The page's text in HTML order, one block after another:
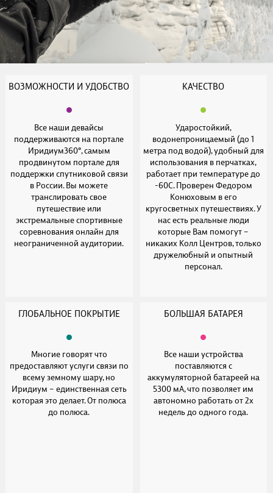
ВОЗМОЖНОСТИ И УДОБСТВО
Все наши девайсы
поддерживаются на портале
Иридиум360°, самым
продвинутом портале для
поддержки спутниковой связи
в России. Вы можете
транслировать свое
путешествие или
экстремальные спортивные
соревнования онлайн для
неограниченной аудитории.
КАЧЕСТВО
Ударостойкий,
водонепроницаемый (до 1
метра под водой), удобный для
использования в перчатках,
работает при температуре до
-60С. Проверен Федором
Конюховым в его
кругосветных путешествиях. У
нас есть реальные люди
которые Вам помогут –
никаких Колл Центров, только
дружелюбный и опытный
персонал.
ГЛОБАЛЬНОЕ ПОКРЫТИЕ
Многие говорят что
предоставляют услуги связи по
всему земному шару, но
Иридиум – единственная сеть
которая это делает. От полюса
до полюса.
БОЛЬШАЯ БАТАРЕЯ
Все наши устройства
поставляются с
аккумуляторной батареей на
5300 мА, что позволяет им
автономно работать от 2х
недель до одного года.